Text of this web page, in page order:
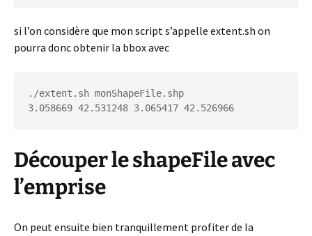
si l’on considère que mon script s’appelle extent.sh on
pourra donc obtenir la bbox avec
./extent.sh monShapeFile.shp
3.058669 42.531248 3.065417 42.526966
Découper le shapeFile avec
l’emprise
On peut ensuite bien tranquillement profiter de la